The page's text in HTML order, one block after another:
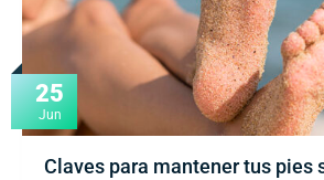
25
Jun
Claves para mantener tus pies